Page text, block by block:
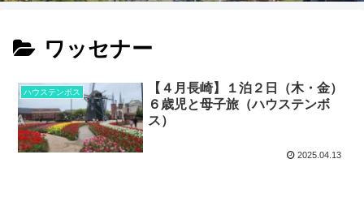
ワッセナー
ハウステンボス
【４月長崎】１泊２日（木・金）
６歳児と母子旅（ハウステンボ
ス）
2025.04.13